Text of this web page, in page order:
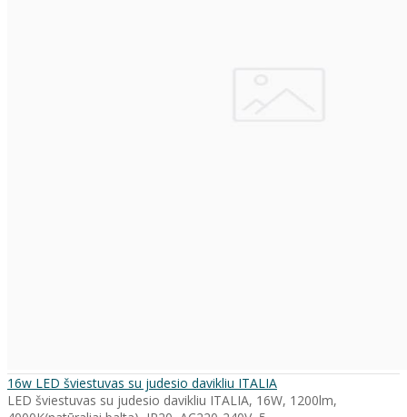
16w LED šviestuvas su judesio davikliu ITALIA
LED šviestuvas su judesio davikliu ITALIA, 16W, 1200lm,